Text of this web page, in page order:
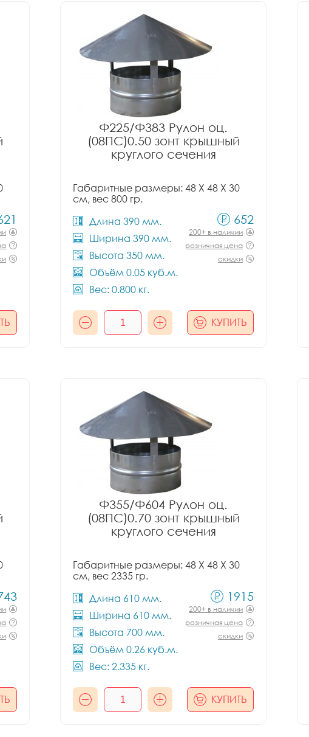
Ф225/Ф383 Рулон оц.
(08ПС)0.50 зонт крышный
круглого сечения
Габаритные размеры: 48 X 48 X 30
см, вес 800 гр.
Длина 390 мм.
Ширина 390 мм.
Высота 350 мм.
Объём 0.05 куб.м.
Вес: 0.800 кг.
652
200+ в наличии
розничная цена
скидки
КУПИТЬ
Ф355/Ф604 Рулон оц.
(08ПС)0.70 зонт крышный
круглого сечения
Габаритные размеры: 48 X 48 X 30
см, вес 2335 гр.
Длина 610 мм.
Ширина 610 мм.
Высота 700 мм.
Объём 0.26 куб.м.
Вес: 2.335 кг.
1915
200+ в наличии
розничная цена
скидки
КУПИТЬ